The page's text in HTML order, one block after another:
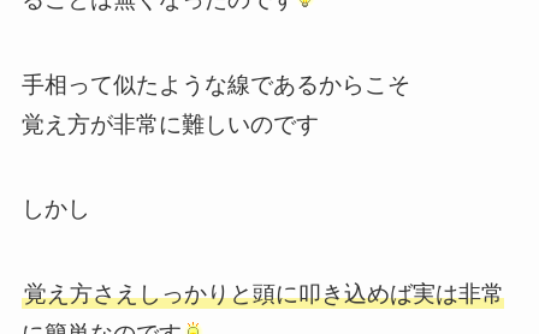
手相って似たような線であるからこそ
覚え方が非常に難しいのです
しかし
覚え方さえしっかりと頭に叩き込めば実は非常